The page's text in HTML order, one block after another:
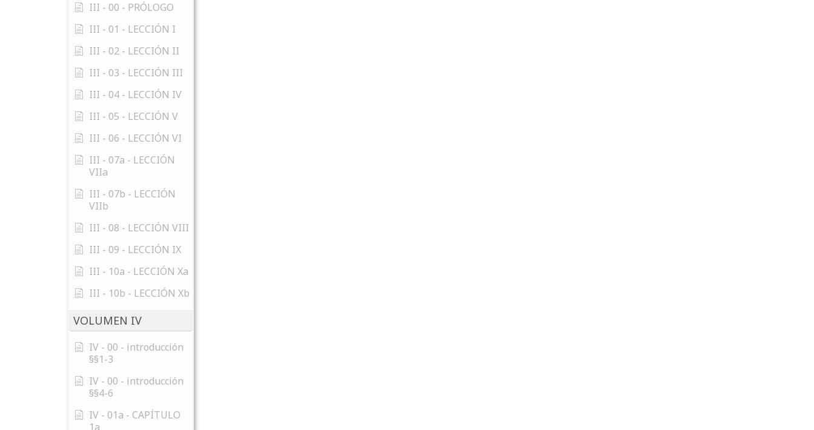
III - 00 - PRÓLOGO
III - 01 - LECCIÓN I
III - 02 - LECCIÓN II
III - 03 - LECCIÓN III
III - 04 - LECCIÓN IV
III - 05 - LECCIÓN V
III - 06 - LECCIÓN VI
III - 07a - LECCIÓN
VIIa
III - 07b - LECCIÓN
VIIb
III - 08 - LECCIÓN VIII
III - 09 - LECCIÓN IX
III - 10a - LECCIÓN Xa
III - 10b - LECCIÓN Xb
VOLUMEN IV
IV - 00 - introducción
§§1-3
IV - 00 - introducción
§§4-6
IV - 01a - CAPÍTULO
1a